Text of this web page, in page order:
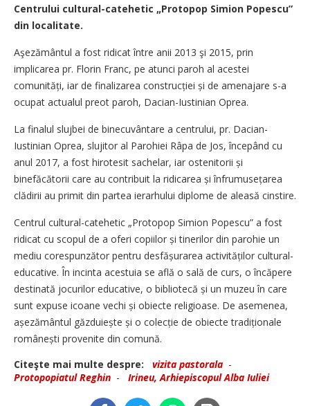
Centrului cultural-catehetic „Protopop Simion Popescu”
din localitate.
Aşezământul a fost ridicat între anii 2013 şi 2015, prin
implicarea pr. Florin Franc, pe atunci paroh al acestei
comunități, iar de finalizarea construcției și de amenajare s-a
ocupat actualul preot paroh, Dacian-Iustinian Oprea.
La finalul slujbei de binecuvântare a centrului, pr. Dacian-
Iustinian Oprea, slujitor al Parohiei Râpa de Jos, începând cu
anul 2017, a fost hirotesit sachelar, iar ostenitorii și
binefăcătorii care au contribuit la ridicarea și înfrumu­sețarea
clădirii au primit din partea ierarhului diplome de aleasă cinstire.
Centrul cultural-catehetic „Pro­topop Simion Popescu” a fost
ridicat cu scopul de a oferi copiilor și tinerilor din parohie un
mediu corespunzător pentru desfă­șu­ra­rea activităților cultural-
educa­tive. În incinta acestuia se află o sală de curs, o încăpere
destinată jocurilor educative, o bibliotecă și un muzeu în care
sunt expuse icoane vechi și obiecte religioase. De asemenea,
așe­ză­mân­tul găzduiește și o colecție de obiecte tradiționale
românești provenite din comună.
Citeşte mai multe despre:
vizita pastorala -
Protopopiatul Reghin - Irineu, Arhiepiscopul Alba Iuliei